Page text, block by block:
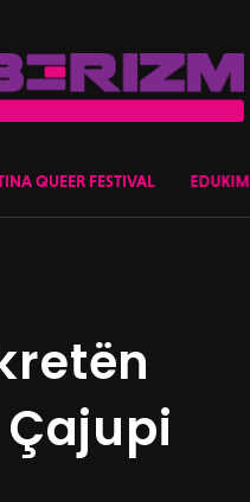
QUEER FESTIVAL EDUKIM